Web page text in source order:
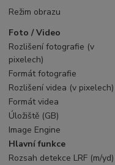
Režim obrazu
Foto / Video
Rozlišení fotografie (v
pixelech)
Formát fotografie
Rozlišení videa (v pixelech)
Formát videa
Úložiště (GB)
Image Engine
Hlavní funkce
Rozsah detekce LRF (m/yd)